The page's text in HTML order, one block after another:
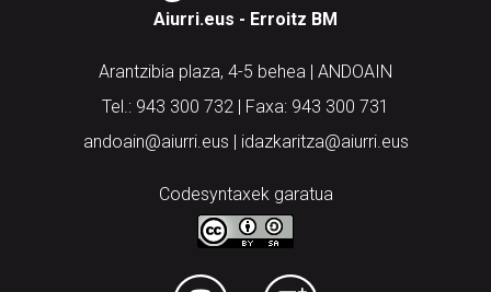
Aiurri.eus - Erroitz BM
Arantzibia plaza, 4-5 behea | ANDOAIN
Tel.: 943 300 732 | Faxa: 943 300 731
andoain@aiurri.eus | idazkaritza@aiurri.eus
Codesyntaxek garatua